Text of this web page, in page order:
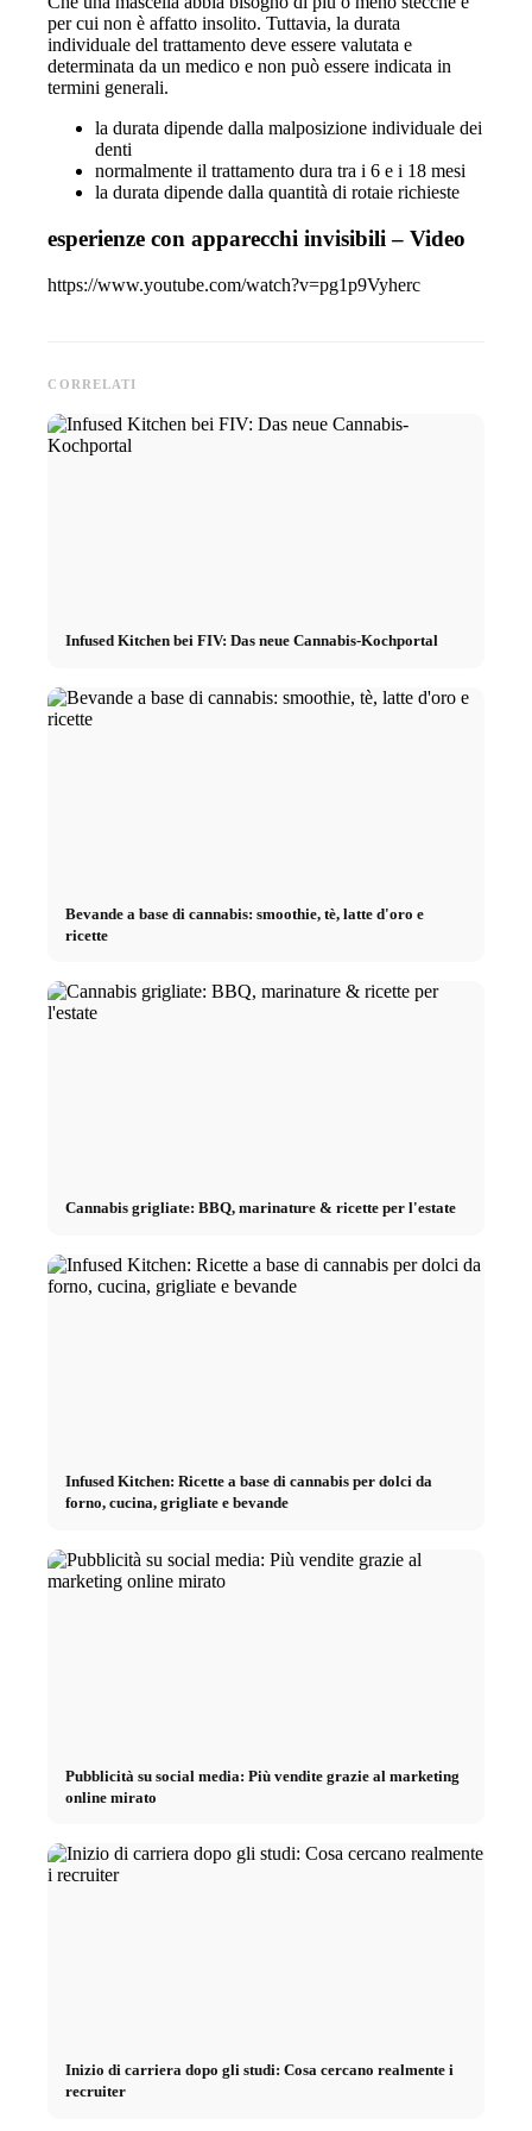
per cui non è affatto insolito. Tuttavia, la durata
individuale del trattamento deve essere valutata e
determinata da un medico e non può essere indicata in
termini generali.
la durata dipende dalla malposizione individuale dei
denti
normalmente il trattamento dura tra i 6 e i 18 mesi
la durata dipende dalla quantità di rotaie richieste
esperienze con apparecchi invisibili – Video
https://www.youtube.com/watch?v=pg1p9Vyherc
CORRELATI
Infused Kitchen bei FIV: Das neue Cannabis-Kochportal
Bevande a base di cannabis: smoothie, tè, latte d'oro e
ricette
Cannabis grigliate: BBQ, marinature & ricette per l'estate
Infused Kitchen: Ricette a base di cannabis per dolci da
forno, cucina, grigliate e bevande
Pubblicità su social media: Più vendite grazie al marketing
online mirato
Inizio di carriera dopo gli studi: Cosa cercano realmente i
recruiter